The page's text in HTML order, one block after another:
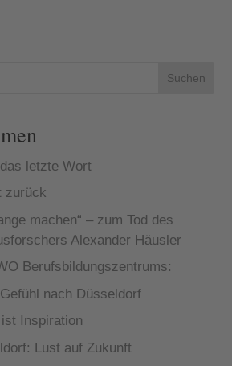
Suchen
letzte Wort
zurück
machen“ – zum Tod des
Alexander Häusler
Berufsbildungszentrums:
nach Düsseldorf
Inspiration
Lust auf Zukunft